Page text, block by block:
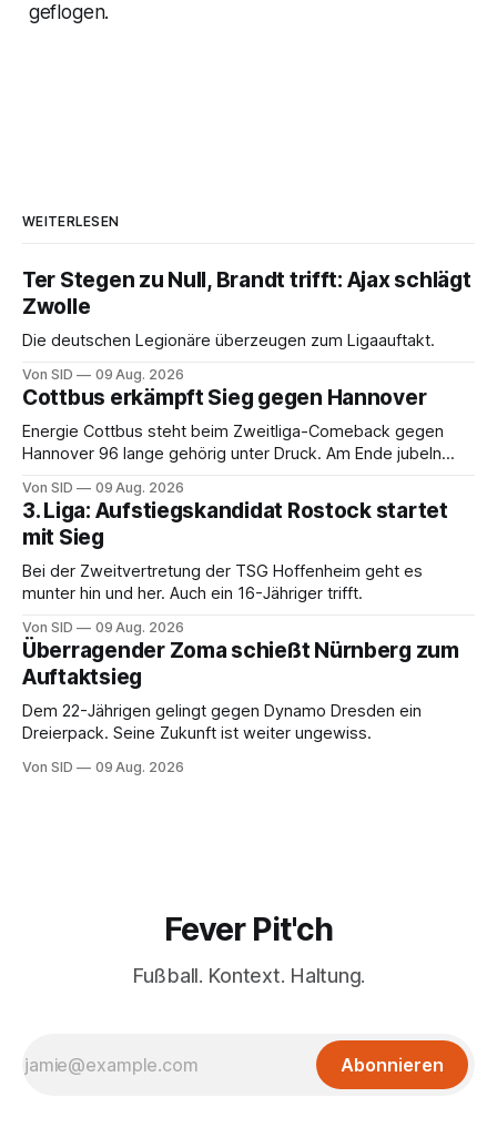
geflogen.
WEITERLESEN
Ter Stegen zu Null, Brandt trifft: Ajax schlägt
Zwolle
Die deutschen Legionäre überzeugen zum Ligaauftakt.
Von SID 09 Aug. 2026
Cottbus erkämpft Sieg gegen Hannover
Energie Cottbus steht beim Zweitliga-Comeback gegen
Hannover 96 lange gehörig unter Druck. Am Ende jubeln
Von SID 09 Aug. 2026
3. Liga: Aufstiegskandidat Rostock startet
mit Sieg
Bei der Zweitvertretung der TSG Hoffenheim geht es
munter hin und her. Auch ein 16-Jähriger trifft.
Von SID 09 Aug. 2026
Überragender Zoma schießt Nürnberg zum
Auftaktsieg
Dem 22-Jährigen gelingt gegen Dynamo Dresden ein
Dreierpack. Seine Zukunft ist weiter ungewiss.
Von SID 09 Aug. 2026
Fever Pit'ch
Fußball. Kontext. Haltung.
Abonnieren